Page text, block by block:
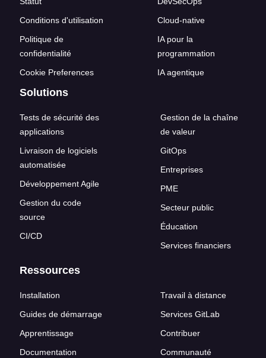
Conditions d'utilisation
Politique de
confidentialité
Cookie Preferences
Cloud-native
IA pour la
programmation
IA agentique
Solutions
Tests de sécurité des
applications
Livraison de logiciels
automatisée
Développement Agile
Gestion du code
source
CI/CD
Gestion de la chaîne
de valeur
GitOps
Entreprises
PME
Secteur public
Éducation
Services financiers
Ressources
Installation
Guides de démarrage
Apprentissage
Documentation
Travail à distance
Services GitLab
Contribuer
Communauté